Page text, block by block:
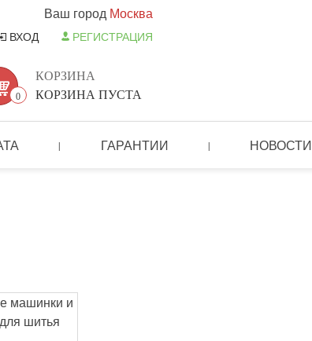
Ваш город Москва
ВХОД РЕГИСТРАЦИЯ
0
КОРЗИНА
КОРЗИНА ПУСТА
| ГАРАНТИИ | НОВОСТИ